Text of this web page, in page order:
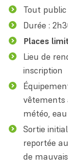
Tout public
Durée :
Places
Lieu de
inscription
vêtements
météo, eau
Sortie
reportée
de